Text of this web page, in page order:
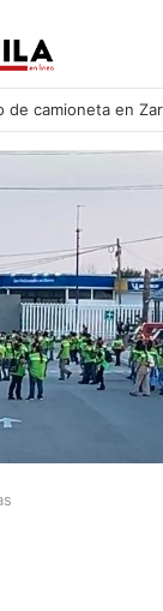
camioneta en